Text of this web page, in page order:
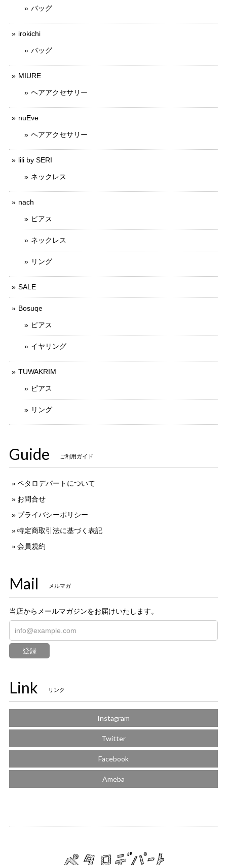
バッグ
irokichi
バッグ
MIURE
ヘアアクセサリー
nuEve
ヘアアクセサリー
lili by SERI
ネックレス
nach
ピアス
ネックレス
リング
SALE
Bosuqe
ピアス
イヤリング
TUWAKRIM
ピアス
リング
Guide ご利用ガイド
ペタロデパートについて
お問合せ
プライバシーポリシー
特定商取引法に基づく表記
会員規約
Mail メルマガ
当店からメールマガジンをお届けいたします。
登録
Link リンク
Instagram
Twitter
Facebook
Ameba